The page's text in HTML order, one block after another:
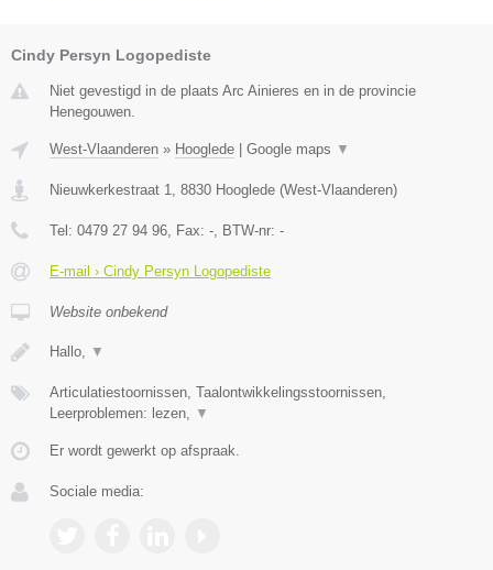
Cindy Persyn Logopediste
Niet gevestigd in de plaats Arc Ainieres en in de provincie
Henegouwen.
West-Vlaanderen » Hooglede Google maps ▼
Nieuwkerkestraat 1 8830 Hooglede (West-Vlaanderen)
Tel: 0479 27 94 96 , Fax: - , BTW-nr: -
E-mail › Cindy Persyn Logopediste
Website onbekend
Hallo, ▼
Articulatiestoornissen, Taalontwikkelingsstoornissen,
Leerproblemen: lezen,
▼
Er wordt gewerkt op afspraak.
Sociale media: